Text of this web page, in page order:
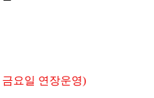
금요일 연장운영)